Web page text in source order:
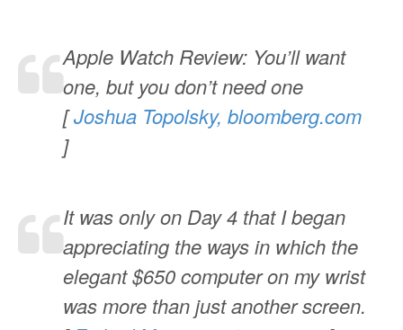
Apple Watch Review: You’ll want
one, but you don’t need one
[Joshua Topolsky, bloomberg.com
]
It was only on Day 4 that I began
appreciating the ways in which the
elegant $650 computer on my wrist
was more than just another screen.